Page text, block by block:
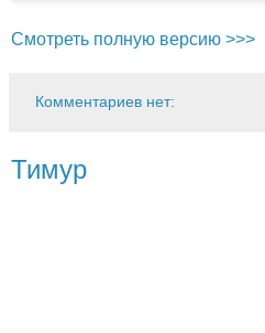
Смотреть полную версию >>>
Комментариев нет:
Тимур